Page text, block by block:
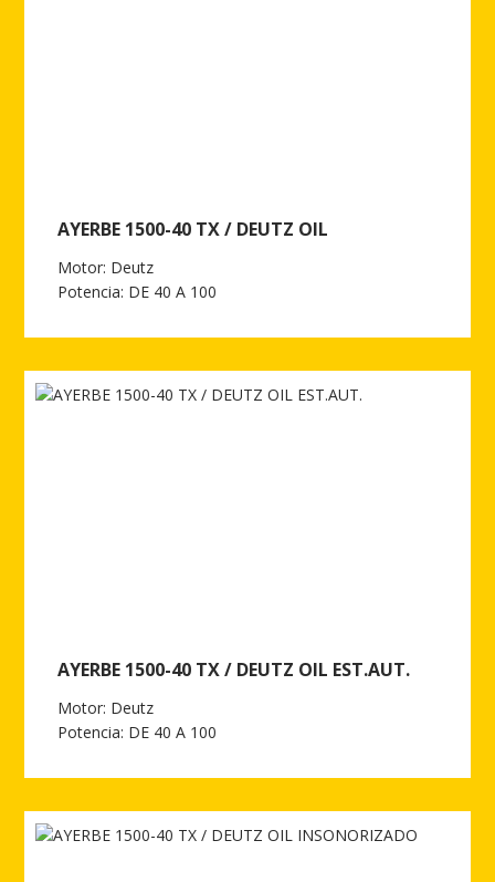
AYERBE 1500-40 TX / DEUTZ OIL
Motor: Deutz
Potencia: DE 40 A 100
AYERBE 1500-40 TX / DEUTZ OIL EST.AUT.
Motor: Deutz
Potencia: DE 40 A 100